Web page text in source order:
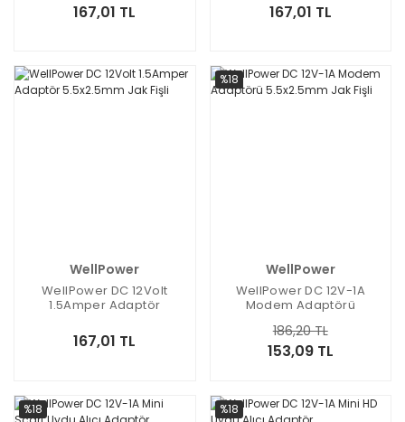
167,01 TL 167,01 TL
WellPower
WellPower DC 12Volt
1.5Amper Adaptör
167,01 TL
%18
WellPower
WellPower DC 12V-1A
Modem Adaptörü
153,09 TL
186,20 TL
%18 %18